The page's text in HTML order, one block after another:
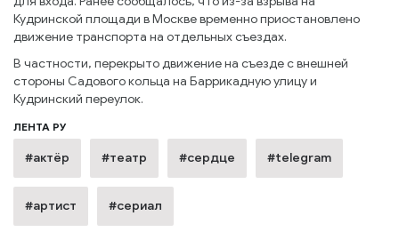
Кудринской площади в Москве временно приостановлено
движение транспорта на отдельных съездах.
В частности, перекрыто движение на съезде с внешней
стороны Садового кольца на Баррикадную улицу и
Кудринский переулок.
ЛЕНТА РУ
#актёр #театр #сердце #telegram
#артист #сериал